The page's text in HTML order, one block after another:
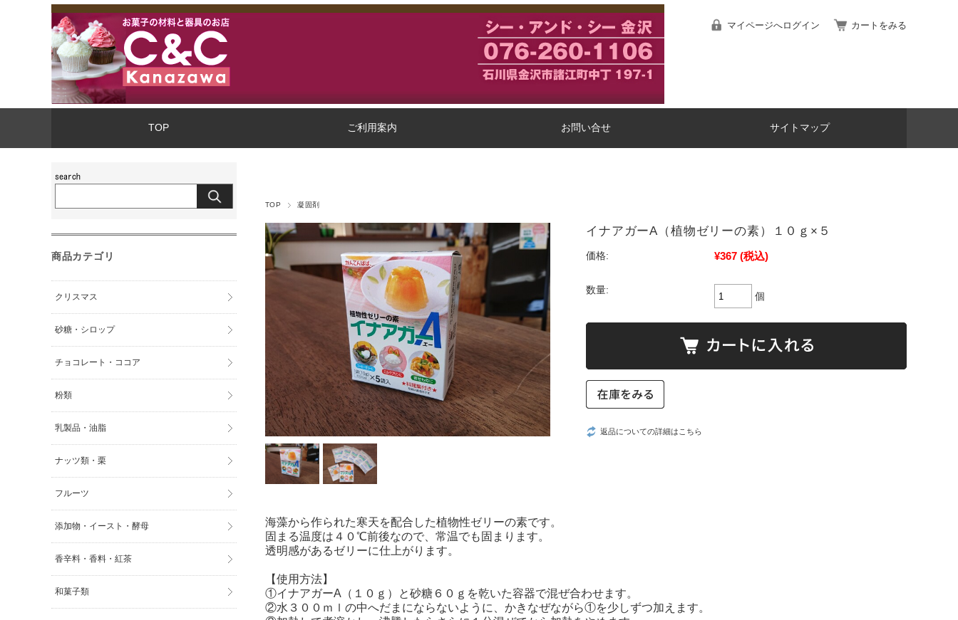
マイページへログイン カートをみる
TOP ご利用案内 お問い合せ サイトマップ
TOP 凝固剤
イナアガーA（植物ゼリーの素）１０ｇ×５
価格: ¥367 (税込)
数量:
個
返品についての詳細はこちら
海藻から作られた寒天を配合した植物性ゼリーの素です。
固まる温度は４０℃前後なので、常温でも固まります。
透明感があるゼリーに仕上がります。
【使用方法】
①イナアガーA（１０ｇ）と砂糖６０ｇを乾いた容器で混ぜ合わせます。
②水３００ｍｌの中へだまにならないように、かきなぜながら①を少しずつ加えます。
商品カテゴリ
クリスマス
砂糖・シロップ
チョコレート・ココア
粉類
乳製品・油脂
ナッツ類・栗
フルーツ
添加物・イースト・酵母
香辛料・香料・紅茶
和菓子類